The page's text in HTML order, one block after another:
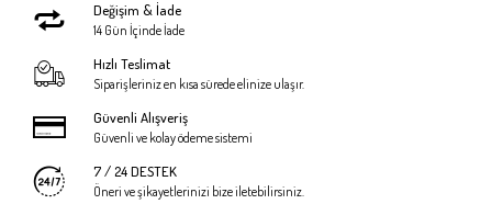
Değişim & İade
14 Gün İçinde İade
Hızlı Teslimat
Siparişleriniz en kısa sürede elinize ulaşır.
Güvenli Alışveriş
Güvenli ve kolay ödeme sistemi
7 / 24 DESTEK
Öneri ve şikayetlerinizi bize iletebilirsiniz.